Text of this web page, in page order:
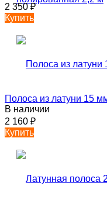
2 350₽
Купить
Полоса из латуни 15
В наличии
2 160 ₽
Купить